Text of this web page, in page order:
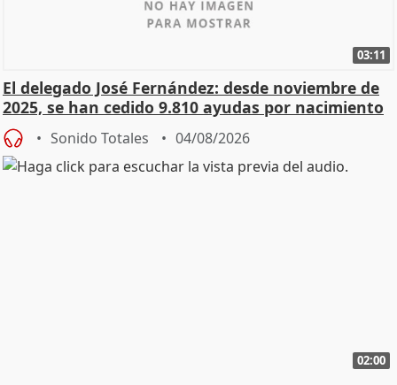
03:11
El delegado José Fernández: desde noviembre de
2025, se han cedido 9.810 ayudas por nacimiento
Sonido Totales 04/08/2026
02:00